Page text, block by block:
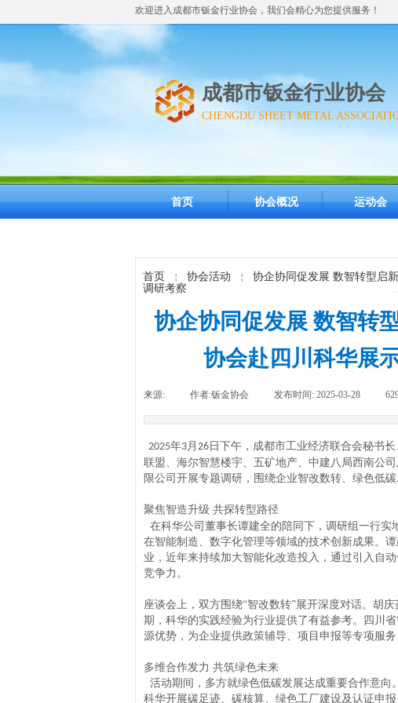
欢迎进入成都市钣金行业协会，我们会精心为您提供服务！
CHENGDU SHEET METAL
成都市钣金行业协会
首页 协会概况 运动会
首页 ￤ 协会活动 ￤
协企协同促发展 数智转型启
调研考察
协企协同促发展 数智
协会赴四川科华展
来源: 作者:钣金协会 发布时间: 2025-03-28
2025年3月 26 日下午，成都市工业经济联合会秘书
联盟、海尔智慧楼宇、五矿地产、中建八局西南公
限公司开展专题调研，围绕企业智改数转、绿色低
聚焦智造升级 共探转型路径
在科华公司董事长谭建全的陪同下，调研组一行
在智能制造、数字化管理等领域的技术创新成果。
业，近年来持续加大智能化改造投入，通过引入自
竞争力。
座谈会上，双方围绕“智改数转”展开深度对话。胡
期，科华的实践经验为行业提供了有益参考。四川
源优势，为企业提供政策辅导、项目申报等专项服
多维合作发力 共筑绿色未来
活动期间，多方就绿色低碳发展达成重要合作意
科华开展碳足迹、碳核算、绿色工厂建设及认证申